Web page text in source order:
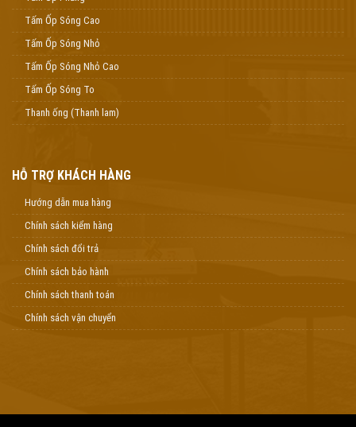
Tấm Ốp Sóng Cao
Tấm Ốp Sóng Nhỏ
Tấm Ốp Sóng Nhỏ Cao
Tấm Ốp Sóng To
Thanh ống (Thanh lam)
HỖ TRỢ KHÁCH HÀNG
Hướng dẫn mua hàng
Chính sách kiểm hàng
Chính sách đổi trả
Chính sách bảo hành
Chính sách thanh toán
Chính sách vận chuyển